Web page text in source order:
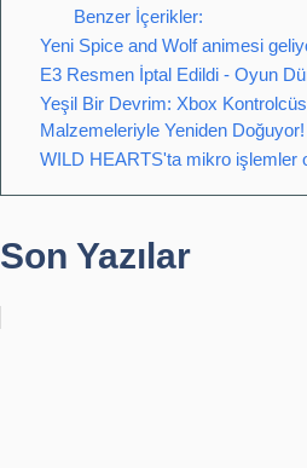
Benzer İçerikler:
Yeni Spice and Wolf animesi
E3 Resmen İptal Edildi - Oyun
Yeşil Bir Devrim: Xbox
Malzemeleriyle Yeniden Doğuyor!
WILD HEARTS'ta mikro işlemler
Son Yazılar